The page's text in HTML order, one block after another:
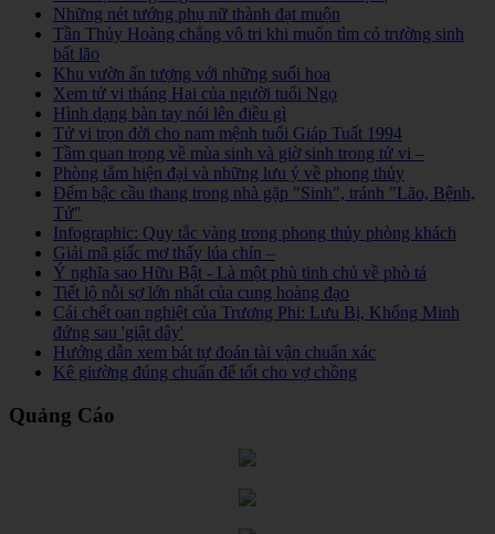
Những nét tướng phụ nữ thành đạt muộn
Tần Thủy Hoàng chẳng vô tri khi muốn tìm cỏ trường sinh
bất lão
Khu vườn ấn tượng với những suối hoa
Xem tử vi tháng Hai của người tuổi Ngọ
Hình dạng bàn tay nói lên điều gì
Tử vi trọn đời cho nam mệnh tuổi Giáp Tuất 1994
Tầm quan trọng về mùa sinh và giờ sinh trong tử vi –
Phòng tắm hiện đại và những lưu ý về phong thủy
Đếm bậc cầu thang trong nhà gặp "Sinh", tránh "Lão, Bệnh,
Tử"
Infographic: Quy tắc vàng trong phong thủy phòng khách
Giải mã giấc mơ thấy lúa chín –
Ý nghĩa sao Hữu Bật - Là một phù tinh chủ về phò tá
Tiết lộ nỗi sợ lớn nhất của cung hoàng đạo
Cái chết oan nghiệt của Trương Phi: Lưu Bị, Khổng Minh
đứng sau 'giật dây'
Hướng dẫn xem bát tự đoán tài vận chuẩn xác
Kê giường đúng chuẩn để tốt cho vợ chồng
Quảng Cáo